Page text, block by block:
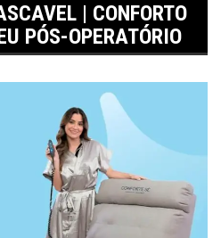
| CONFORTO
PÓS-OPERATÓRIO